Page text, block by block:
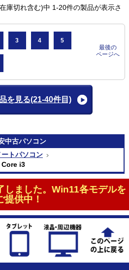
庫切れ含む)中 1-20件の製品が表示さ
3 4 5
最後の
ページへ
を見る(21-40件目)
中古パソコン
トパソコン
i3
しました。Win11各モデルを
提供中！